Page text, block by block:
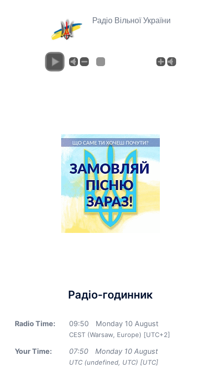
Радіо Вільної України
Радіо-годинник
Radio Time: 09:50 Monday 10 August
CEST (Warsaw, Europe) [UTC+2]
Your Time: 07:50 Monday 10 August
UTC (undefined, UTC) [UTC]